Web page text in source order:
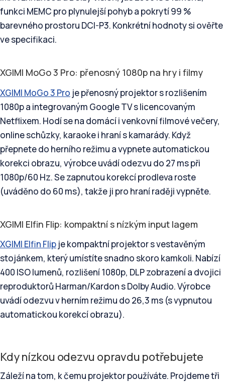
funkci MEMC pro plynulejší pohyb a pokrytí 99 %
barevného prostoru DCI-P3. Konkrétní hodnoty si ověřte
ve specifikaci.
XGIMI MoGo 3 Pro: přenosný 1080p na hry i filmy
XGIMI MoGo 3 Pro je přenosný projektor s rozlišením
1080p a integrovaným Google TV s licencovaným
Netflixem. Hodí se na domácí i venkovní filmové večery,
online schůzky, karaoke i hraní s kamarády. Když
přepnete do herního režimu a vypnete automatickou
korekci obrazu, výrobce uvádí odezvu do 27 ms při
1080p/60 Hz. Se zapnutou korekcí prodleva roste
(uváděno do 60 ms), takže ji pro hraní raději vypněte.
XGIMI Elfin Flip: kompaktní s nízkým input lagem
XGIMI Elfin Flip je kompaktní projektor s vestavěným
stojánkem, který umístíte snadno skoro kamkoli. Nabízí
400 ISO lumenů, rozlišení 1080p, DLP zobrazení a dvojici
reproduktorů Harman/Kardon s Dolby Audio. Výrobce
uvádí odezvu v herním režimu do 26,3 ms (s vypnutou
automatickou korekcí obrazu).
Kdy nízkou odezvu opravdu potřebujete
Záleží na tom, k čemu projektor používáte. Projdeme tři